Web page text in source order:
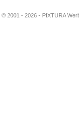
© 2001 - 2026 - PIXTURA